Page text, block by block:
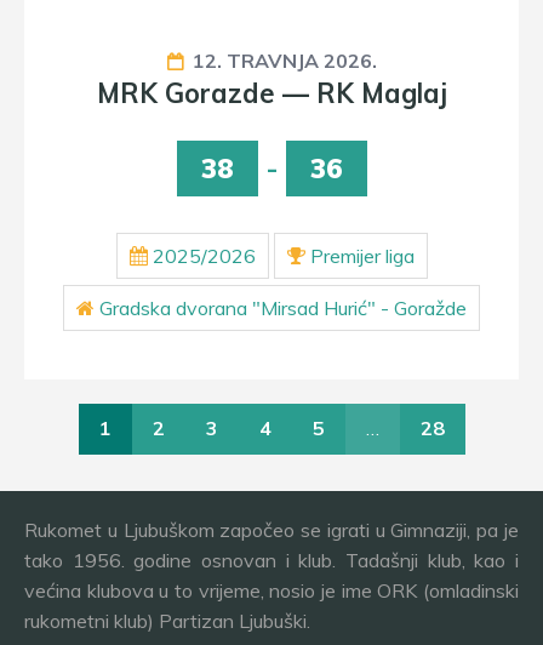
12. TRAVNJA 2026.
MRK Gorazde — RK Maglaj
38 - 36
2025/2026 Premijer liga
Gradska dvorana "Mirsad Hurić" - Goražde
1 2 3 4 5 … 28
Rukomet u Ljubuškom započeo se igrati u Gimnaziji, pa je
tako 1956. godine osnovan i klub. Tadašnji klub, kao i
većina klubova u to vrijeme, nosio je ime ORK (omladinski
rukometni klub) Partizan Ljubuški.